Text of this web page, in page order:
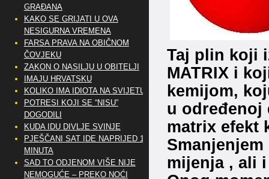
Taj plin koji
MATRIX i
kemijom,
u određenoj
matrix efekt
mijenja , ali
GRAĐANA
KAKO SE GRIJATI U OVA
NESIGURNA VREMENA
FARSA PRAVA NA OBIČNOM
ČOVJEKU
ZAKON O NASILJU U OBITELJI
IMAJU HRVATSKU
KOLIKO IMA IDIOTA NA SVIJETU?
POTRESI KOJI SE “NISU”
DOGODILI
KUDA IDU DIVLJE SVINJE
PJEŠČANI SAT IDE NAPRIJED 10
MINUTA
SAD TO ODJENOM VIŠE NIJE
NEMOGUĆE – PREKO NOĆI